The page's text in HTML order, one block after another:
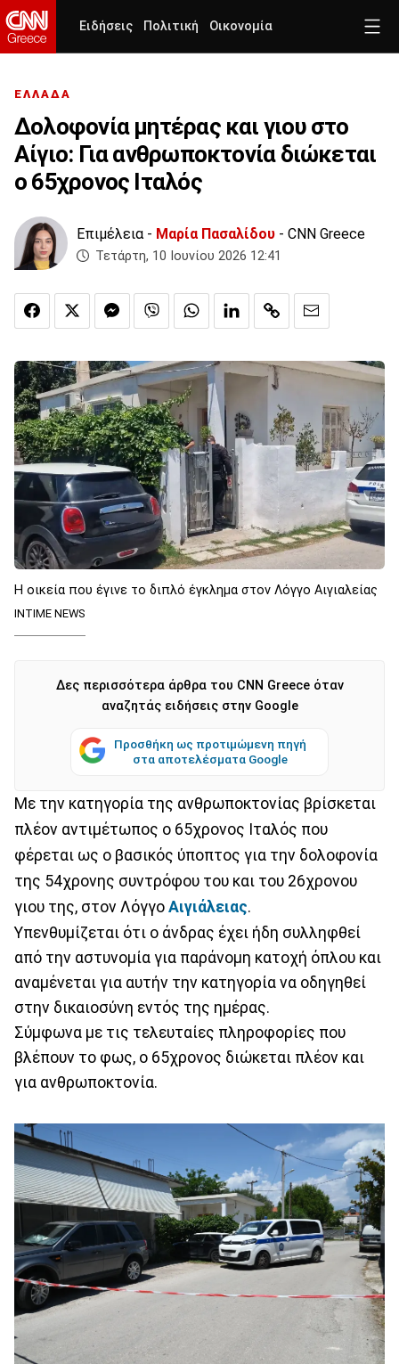
Ειδήσεις Πολιτική Οικονομία
ΕΛΛΑΔΑ
Δολοφονία μητέρας και γιου στο
Αίγιο: Για ανθρωποκτονία διώκεται
ο 65χρονος Ιταλός
Επιμέλεια - Μαρία Πασαλίδου - CNN Greece
Τετάρτη, 10 Ιουνίου 2026 12:41
Η οικεία που έγινε το διπλό έγκλημα στον Λόγγο Αιγιαλείας
INTIME NEWS
Δες περισσότερα άρθρα του CNN Greece όταν
αναζητάς ειδήσεις στην Google
Προσθήκη ως προτιμώμενη πηγή
στα αποτελέσματα Google
Με την κατηγορία της ανθρωποκτονίας βρίσκεται
πλέον αντιμέτωπος ο 65χρονος Ιταλός που
φέρεται ως ο βασικός ύποπτος για την δολοφονία
της 54χρονης συντρόφου του και του 26χρονου
γιου της, στον Λόγγο Αιγιάλειας.
Υπενθυμίζεται ότι ο άνδρας έχει ήδη συλληφθεί
από την αστυνομία για παράνομη κατοχή όπλου και
αναμένεται για αυτήν την κατηγορία να οδηγηθεί
στην δικαιοσύνη εντός της ημέρας.
Σύμφωνα με τις τελευταίες πληροφορίες που
βλέπουν το φως, ο 65χρονος διώκεται πλέον και
για ανθρωποκτονία.